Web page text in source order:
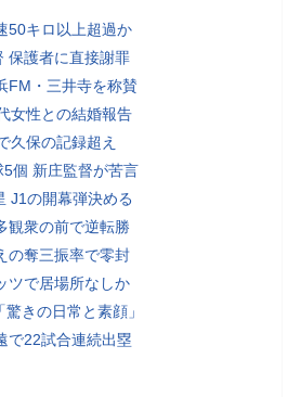
50キロ以上超過か
保護者に直接謝罪
FM・三井寺を称賛
女性との結婚報告
久保の記録超え
個 新庄監督が苦言
J1の開幕弾決める
観衆の前で逆転勝
の奪三振率で零封
ツで居場所なしか
きの日常と素顔」
で22試合連続出塁